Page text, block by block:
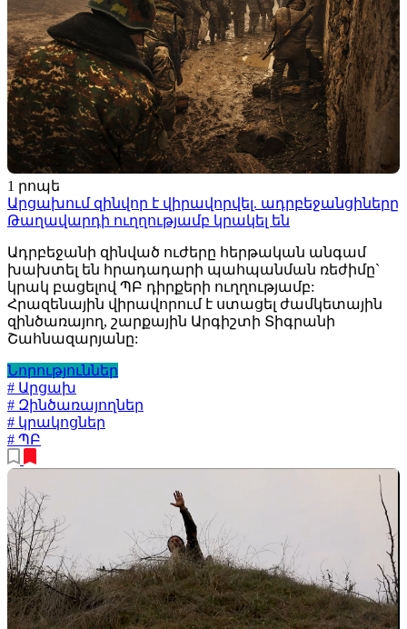
1 րոպե
Արցախում զինվոր է վիրավորվել. ադրբեջանցիները
Թաղավարդի ուղղությամբ կրակել են
Ադրբեջանի զինված ուժերը հերթական անգամ
խախտել են հրադադարի պահպանման ռեժիմը`
կրակ բացելով ՊԲ դիրքերի ուղղությամբ:
Հրազենային վիրավորում է ստացել ժամկետային
զինծառայող, շարքային Արգիշտի Տիգրանի
Շահնազարյանը:
Նորություններ
# Արցախ
# Զինծառայողներ
# կրակոցներ
# ՊԲ